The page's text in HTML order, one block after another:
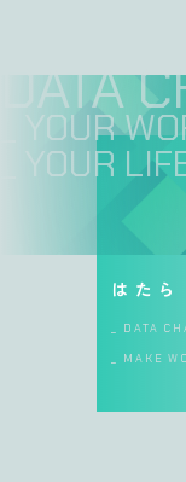
DATA
_ YOUR
_ YOUR
はた
_ DATA
_ MAKE